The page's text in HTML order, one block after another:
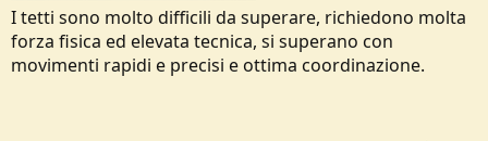
I tetti sono molto difficili da superare, richiedono molta
forza fisica ed elevata tecnica, si superano con
movimenti rapidi e precisi e ottima coordinazione.